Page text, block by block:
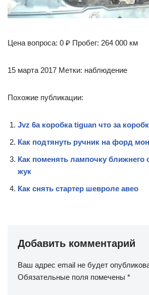
Цена вопроса: 0 ₽ Пробег: 264 000 км
15 марта 2017 Метки: наблюдение
Похожие публикации:
Jvz 6a коробка tiguan что за
Как подтянуть ручник на форд
Как поменять лампочку ближнего
жук
Как снять стартер шевроле авео
Добавить комментарий
Ваш адрес email не будет
Обязательные поля помечены *